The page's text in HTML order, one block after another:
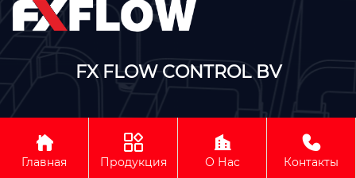
FX FLOW CONTROL BV
Авторское право©FX FLOW CONTROL BV

Главная

Продукция

О Нас

Контакты